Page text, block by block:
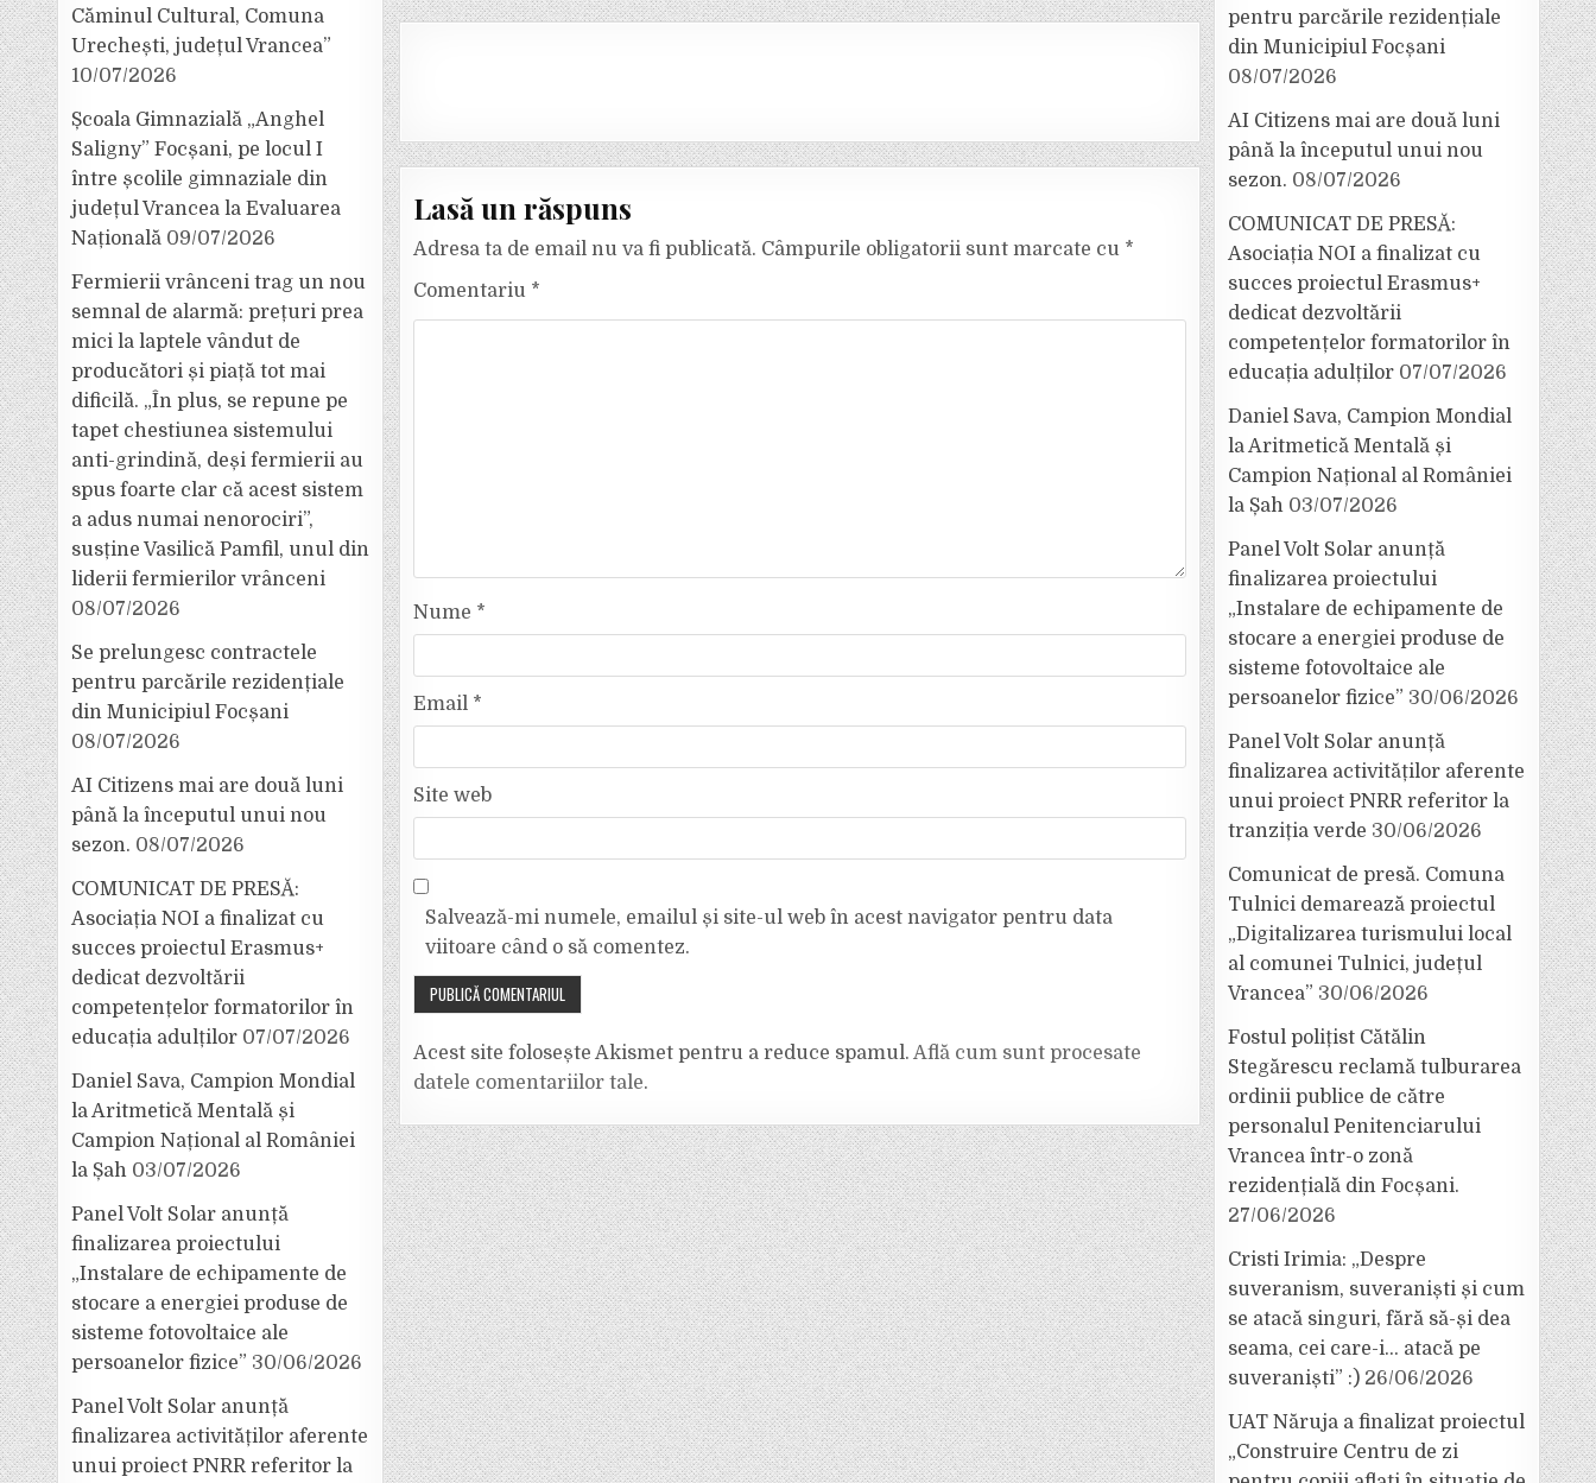
Lasă un răspuns
Adresa ta de email nu va fi publicată. Câmpurile obligatorii sunt marcate cu *
Comentariu *
Nume *
Email *
Site web
Salvează-mi numele, emailul și site-ul web în acest navigator pentru data
viitoare când o să comentez.
Acest site folosește Akismet pentru a reduce spamul. Află cum sunt procesate
datele comentariilor tale.
Căminul Cultural, Comuna
Urechești, județul Vrancea”
10/07/2026
Școala Gimnazială „Anghel
Saligny” Focșani, pe locul I
între școlile gimnaziale din
județul Vrancea la Evaluarea
Națională 09/07/2026
Fermierii vrânceni trag un nou
semnal de alarmă: prețuri prea
mici la laptele vândut de
producători și piață tot mai
dificilă. „În plus, se repune pe
tapet chestiunea sistemului
anti-grindină, deși fermierii au
spus foarte clar că acest sistem
a adus numai nenorociri”,
susține Vasilică Pamfil, unul din
liderii fermierilor vrânceni
08/07/2026
Se prelungesc contractele
pentru parcările rezidențiale
din Municipiul Focșani
08/07/2026
AI Citizens mai are două luni
până la începutul unui nou
sezon. 08/07/2026
COMUNICAT DE PRESĂ:
Asociația NOI a finalizat cu
succes proiectul Erasmus+
dedicat dezvoltării
competențelor formatorilor în
educația adulților 07/07/2026
Daniel Sava, Campion Mondial
la Aritmetică Mentală și
Campion Național al României
la Șah 03/07/2026
Panel Volt Solar anunță
finalizarea proiectului
„Instalare de echipamente de
stocare a energiei produse de
sisteme fotovoltaice ale
persoanelor fizice” 30/06/2026
Panel Volt Solar anunță
finalizarea activităților aferente
unui proiect PNRR referitor la
pentru parcările rezidențiale
din Municipiul Focșani
08/07/2026
AI Citizens mai are două luni
până la începutul unui nou
sezon. 08/07/2026
COMUNICAT DE PRESĂ:
Asociația NOI a finalizat cu
succes proiectul Erasmus+
dedicat dezvoltării
competențelor formatorilor în
educația adulților 07/07/2026
Daniel Sava, Campion Mondial
la Aritmetică Mentală și
Campion Național al României
la Șah 03/07/2026
Panel Volt Solar anunță
finalizarea proiectului
„Instalare de echipamente de
stocare a energiei produse de
sisteme fotovoltaice ale
persoanelor fizice” 30/06/2026
Panel Volt Solar anunță
finalizarea activităților aferente
unui proiect PNRR referitor la
tranziția verde 30/06/2026
Comunicat de presă. Comuna
Tulnici demarează proiectul
„Digitalizarea turismului local
al comunei Tulnici, județul
Vrancea” 30/06/2026
Fostul polițist Cătălin
Stegărescu reclamă tulburarea
ordinii publice de către
personalul Penitenciarului
Vrancea într-o zonă
rezidențială din Focșani.
27/06/2026
Cristi Irimia: „Despre
suveranism, suveraniști și cum
se atacă singuri, fără să-și dea
seama, cei care-i… atacă pe
suveraniști” :) 26/06/2026
UAT Năruja a finalizat proiectul
„Construire Centru de zi